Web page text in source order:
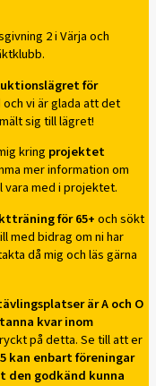
2 i Värja och
för
vi är glada att det
sig till lägret!
kring projektet
mer information om
vara med i projektet.
för 65+och sökt
med bidrag om ni har
då mig och läs gärna
är A och O
kvar inom
på detta. Se till att er
kan enbart föreningar
den godkänd kunna